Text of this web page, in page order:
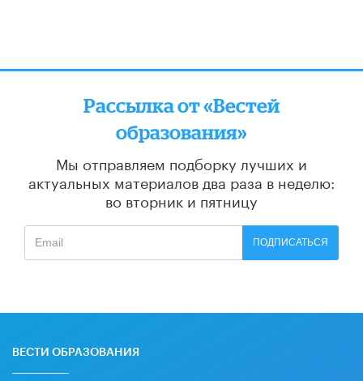
Рассылка от «Вестей
образования»
Мы отправляем подборку лучших и
актуальных материалов два раза в неделю:
во вторник и пятницу
ПОДПИСАТЬСЯ
ВЕСТИ ОБРАЗОВАНИЯ